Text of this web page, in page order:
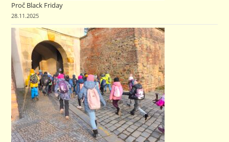
Proč Black Friday
28.11.2025